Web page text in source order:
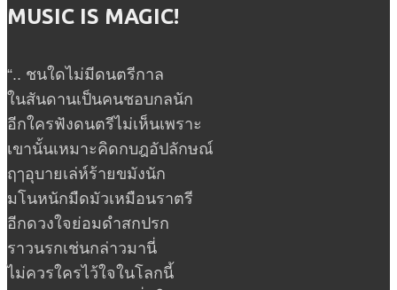
MUSIC IS MAGIC!
“.. ชนใดไม่มีดนตรีกาล
ในสันดานเป็นคนชอบกลนัก
อีกใครฟังดนตรีไม่เห็นเพราะ
เขานั้นเหมาะคิดกบฎอัปลักษณ์
ฤๅอุบายเล่ห์ร้ายขมังนัก
มโนหนักมืดมัวเหมือนราตรี
อีกดวงใจย่อมดำสกปรก
ราวนรกเช่นกล่าวมานี่
ไม่ควรใครไว้ใจในโลกนี้